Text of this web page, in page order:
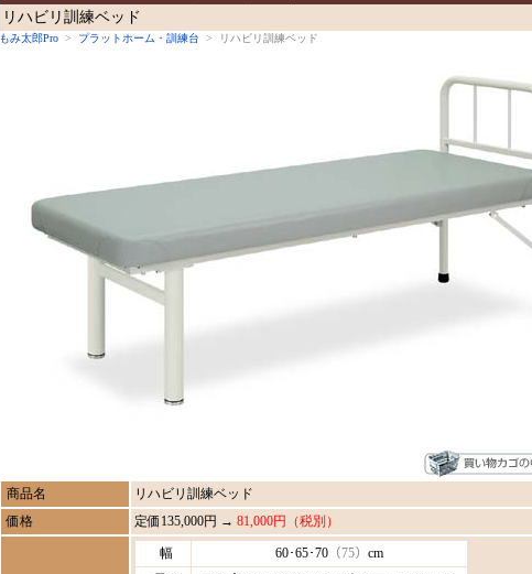
リハビリ訓練ベッド
もみ太郎Pro > プラットホーム・訓練台 > リハビリ訓練ベッド
商品名
リハビリ訓練ベッド
価格
定価135,000円 → 81,000円（税別）
幅 60･65･70 （75） cm